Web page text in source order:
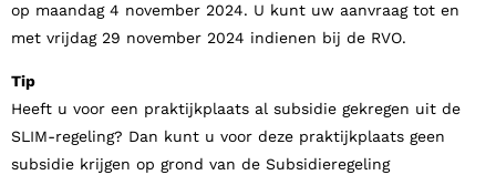
op maandag 4 november 2024. U kunt uw aanvraag tot en
met vrijdag 29 november 2024 indienen bij de RVO.
Tip
Heeft u voor een praktijkplaats al subsidie gekregen uit de
SLIM-regeling? Dan kunt u voor deze praktijkplaats geen
subsidie krijgen op grond van de Subsidieregeling